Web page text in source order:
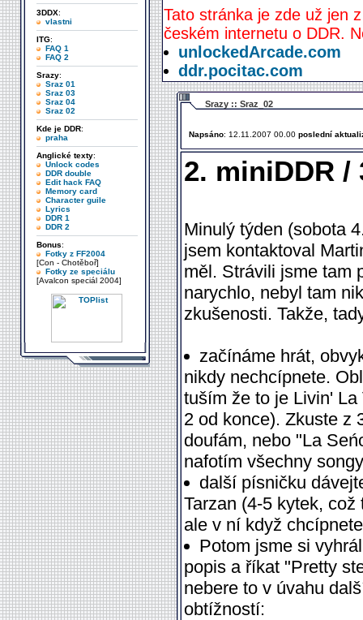
3DDX:
vlastni
ITG:
FAQ 1
FAQ 2
Srazy:
Sraz 01
Sraz 03
Sraz 04
Sraz 02
Kde je DDR:
praha
Anglické texty:
Unlock codes
DDR double
Edit hack FAQ
Memory card
Character guile
Lyrics
DDR 1
DDR 2
Bonus:
Fotky z FF2004
[Con - Chotěboř]
Fotky ze speciálu
[Avalcon speciál 2004]
Tato stránka je zde už jen
českém internetu o DDR.
unlockedArcade.com
ddr.pocitac.com
Srazy :: Sraz_02
Napsáno: 12.11.2007 00.00 poslední
2. miniDDR /
Minulý týden (sobota
jsem kontaktoval
měl. Strávili jsme tam
narychlo, nebyl tam
zkušenosti. Takže,
začínáme hrát,
nikdy nechcípnete.
tuším že to je Livin'
2 od konce). Zkuste z
doufám, nebo "La
nafotím všechny
další písničku
Tarzan (4-5 kytek,
ale v ní když
Potom jsme si
popis a říkat "Pretty
nebere to v úvahu
obtížností: